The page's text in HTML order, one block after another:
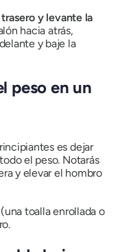
y levante la
hacia atrás,
y baje la
peso en un
es dejar
el peso. Notarás
y elevar el hombro
toalla enrollada o